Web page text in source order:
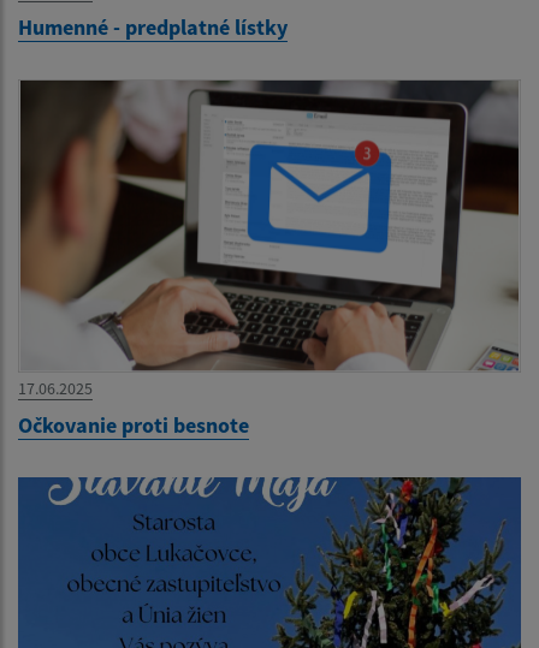
Humenné - predplatné lístky
17.06.2025
Očkovanie proti besnote